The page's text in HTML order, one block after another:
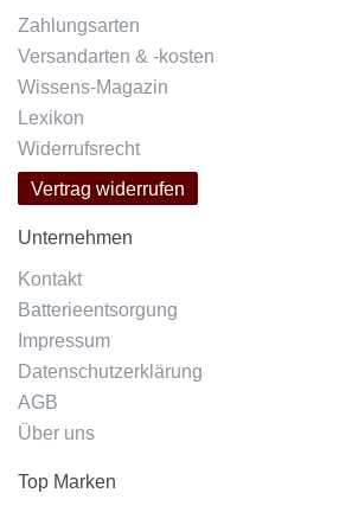
Zahlungsarten
Versandarten & -kosten
Wissens-Magazin
Lexikon
Widerrufsrecht
Vertrag widerrufen
Unternehmen
Kontakt
Batterieentsorgung
Impressum
Datenschutzerklärung
AGB
Über uns
Top Marken